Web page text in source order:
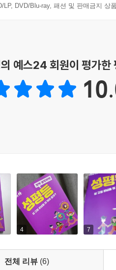
라 낯설고 어려운 개념을 쉽
> 시리즈는 미래의 주인공인
더 나은 미래를 위해, 정의로운 대
지 알아봅니다. 폭력은 가해자
익히도록 이끌어 폭력을 근절하
GMO는 생명의 존엄성과 관련
지 GMO에 대한 진실을 낱낱
식을 갖고 냉정하게 평가해야 합
니다.
LP, DVD/Blu-ray, 패션 및 판매금지 상
예스24 회원이 평가한
4 7
전체 리뷰 (6)